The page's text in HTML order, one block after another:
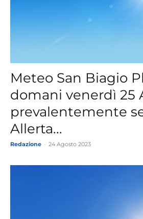
Meteo San Biagio
domani venerdì 25
prevalentemente
Allerta...
Redazione 24 Agosto 2023